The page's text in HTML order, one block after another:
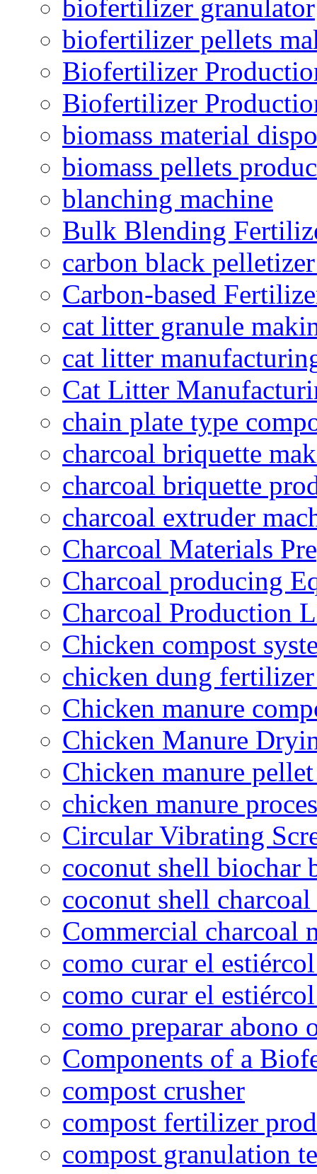
biofertilizer granulator
biofertilizer pellets
Biofertilizer
Biofertilizer
biomass material
biomass pellets
blanching machine
Bulk Blending
carbon black
Carbon-based
cat litter granule
cat litter
Cat Litter
chain plate type
charcoal briquette
charcoal briquette
charcoal extruder
Charcoal Materials
Charcoal producing
Charcoal Production
Chicken compost
chicken dung
Chicken manure
Chicken Manure
Chicken manure
chicken manure
Circular Vibrating
coconut shell biochar
coconut shell
Commercial charcoal
como curar el
como curar el
como preparar abono
Components of a
compost crusher
compost fertilizer
compost granulation